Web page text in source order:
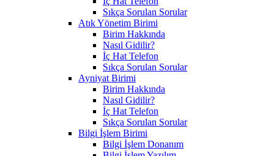
Sıkça Sorulan Sorular
Atık Yönetim Birimi
Birim Hakkında
Nasıl Gidilir?
İç Hat Telefon
Sıkça Sorulan Sorular
Ayniyat Birimi
Birim Hakkında
Nasıl Gidilir?
İç Hat Telefon
Sıkça Sorulan Sorular
Bilgi İşlem Birimi
Bilgi İşlem Donanım